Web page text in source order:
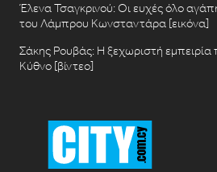
Έλενα Τσαγκρινού: Οι ευχές όλο
του Λάμπρου Κωνσταντάρα [εικόνα]
Σάκης Ρουβάς: Η ξεχωριστή εμπειρία
Κύθνο [βίντεο]